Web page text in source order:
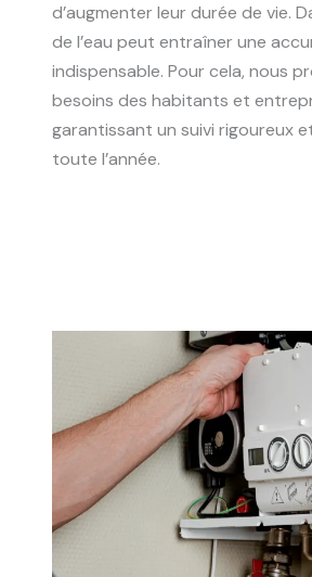
d’augmenter leur durée de vie.
de l’eau peut entraîner une
indispensable. Pour cela, nous
besoins des habitants et
garantissant un suivi rigoureux
toute l’année.